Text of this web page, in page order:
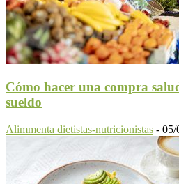
Cómo hacer una compra
sueldo
Alimmenta dietistas-nutricionistas - 05/